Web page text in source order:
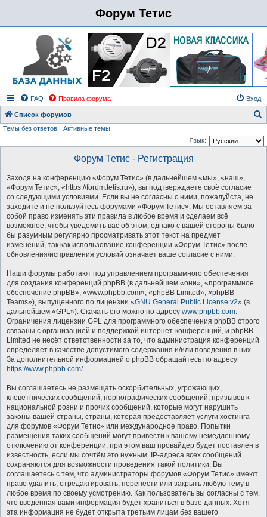
Форум Тетис
FAQ Правила форума Вход
Список форумов
Темы без ответов
Активные темы
Язык:
Форум Тетис - Регистрация
Заходя на конференцию «Форум Тетис» (в дальнейшем «мы», «наш»,
«Форум Тетис», «https://forum.tetis.ru»), вы подтверждаете своё согласие
со следующими условиями. Если вы не согласны с ними, пожалуйста, не
заходите и не пользуйтесь форумами «Форум Тетис». Мы оставляем за
собой право изменять эти правила в любое время и сделаем всё
возможное, чтобы уведомить вас об этом, однако с вашей стороны было
бы разумным регулярно просматривать этот текст на предмет
изменений, так как использование конференции «Форум Тетис» после
обновления/исправления условий означает ваше согласие с ними.
Наши форумы работают под управлением программного обеспечения
для создания конференций phpBB (в дальнейшем «они», «программное
обеспечение phpBB», «www.phpbb.com», «phpBB Limited», «phpBB
Teams»), выпущенного по лицензии «GNU General Public License v2» (в
дальнейшем «GPL»). Скачать его можно по адресу www.phpbb.com.
Ограничения лицензии GPL для программного обеспечения phpBB строго
связаны с организацией и поддержкой интернет-конференций, и phpBB
Limited не несёт ответственности за то, что администрация конференций
определяет в качестве допустимого содержания и/или поведения в них.
За дополнительной информацией о phpBB обращайтесь по адресу
https://www.phpbb.com/.
Вы соглашаетесь не размещать оскорбительных, угрожающих,
клеветнических сообщений, порнографических сообщений, призывов к
национальной розни и прочих сообщений, которые могут нарушить
законы вашей страны, страны, которая предоставляет услуги хостинга
для форумов «Форум Тетис» или международное право. Попытки
размещения таких сообщений могут привести к вашему немедленному
отключению от конференции, при этом ваш провайдер будет поставлен в
известность, если мы сочтём это нужным. IP-адреса всех сообщений
сохраняются для возможности проведения такой политики. Вы
соглашаетесь с тем, что администраторы форумов «Форум Тетис» имеют
право удалить, отредактировать, перенести или закрыть любую тему в
любое время по своему усмотрению. Как пользователь вы согласны с тем,
что введённая вами информация будет храниться в базе данных. Хотя
эта информация не будет открыта третьим лицам без вашего